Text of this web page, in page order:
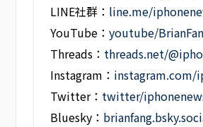
LINE社群： line.me/
YouTube：youtube/
Threads： threads.net/
Instagram： instagram.com/
Twitter： twitter/
Bluesky：